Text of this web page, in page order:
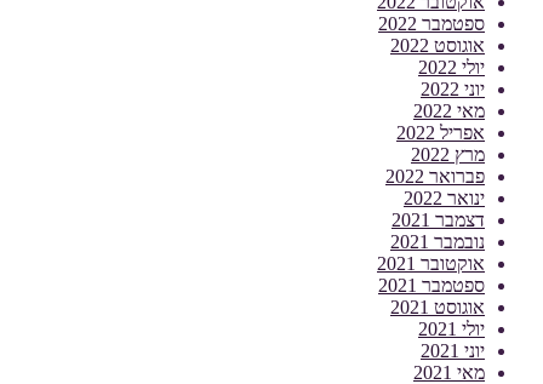
ספטמבר 2022
אוגוסט 2022
יולי 2022
יוני 2022
מאי 2022
אפריל 2022
מרץ 2022
פברואר 2022
ינואר 2022
דצמבר 2021
נובמבר 2021
אוקטובר 2021
ספטמבר 2021
אוגוסט 2021
יולי 2021
יוני 2021
מאי 2021